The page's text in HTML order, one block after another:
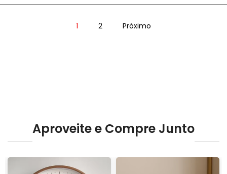
1 2 Próximo
Aproveite e Compre Junto